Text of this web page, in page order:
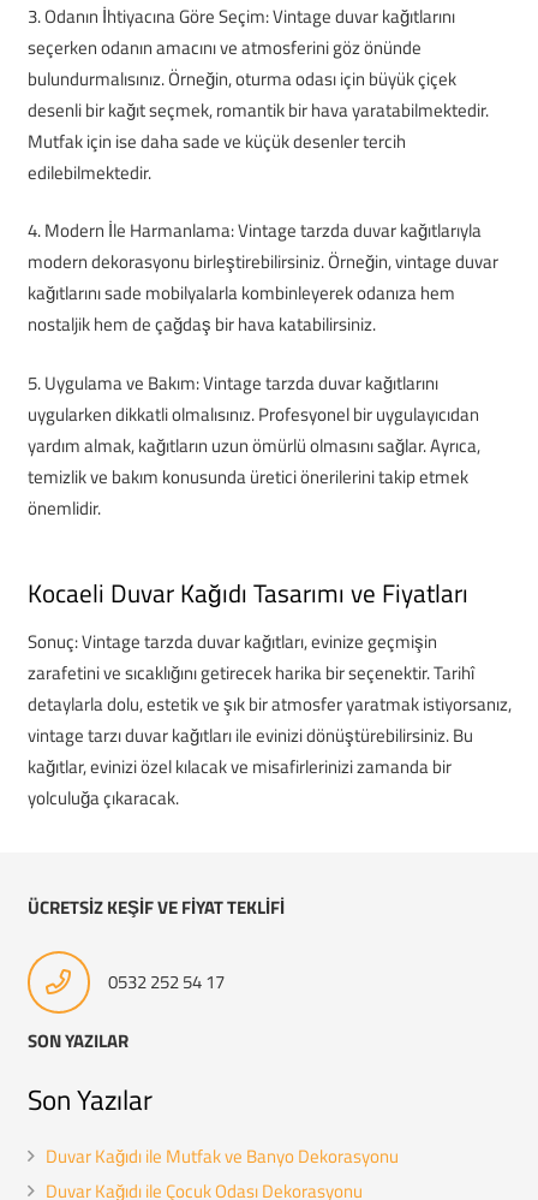
3. Odanın İhtiyacına Göre Seçim: Vintage duvar kağıtlarını
seçerken odanın amacını ve atmosferini göz önünde
bulundurmalısınız. Örneğin, oturma odası için büyük çiçek
desenli bir kağıt seçmek, romantik bir hava yaratabilmektedir.
Mutfak için ise daha sade ve küçük desenler tercih
edilebilmektedir.
4. Modern İle Harmanlama: Vintage tarzda duvar kağıtlarıyla
modern dekorasyonu birleştirebilirsiniz. Örneğin, vintage duvar
kağıtlarını sade mobilyalarla kombinleyerek odanıza hem
nostaljik hem de çağdaş bir hava katabilirsiniz.
5. Uygulama ve Bakım: Vintage tarzda duvar kağıtlarını
uygularken dikkatli olmalısınız. Profesyonel bir uygulayıcıdan
yardım almak, kağıtların uzun ömürlü olmasını sağlar. Ayrıca,
temizlik ve bakım konusunda üretici önerilerini takip etmek
önemlidir.
Kocaeli Duvar Kağıdı Tasarımı ve Fiyatları
Sonuç: Vintage tarzda duvar kağıtları, evinize geçmişin
zarafetini ve sıcaklığını getirecek harika bir seçenektir. Tarihî
detaylarla dolu, estetik ve şık bir atmosfer yaratmak istiyorsanız,
vintage tarzı duvar kağıtları ile evinizi dönüştürebilirsiniz. Bu
kağıtlar, evinizi özel kılacak ve misafirlerinizi zamanda bir
yolculuğa çıkaracak.
ÜCRETSİZ KEŞİF VE FİYAT TEKLİFİ
0532 252 54 17
SON YAZILAR
Son Yazılar
Duvar Kağıdı ile Mutfak ve Banyo Dekorasyonu
Duvar Kağıdı ile Çocuk Odası Dekorasyonu